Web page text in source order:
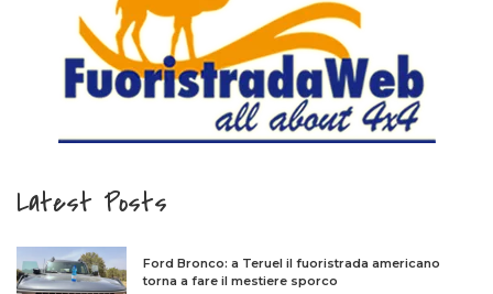
Latest Posts
Ford Bronco: a Teruel il fuoristrada americano
torna a fare il mestiere sporco